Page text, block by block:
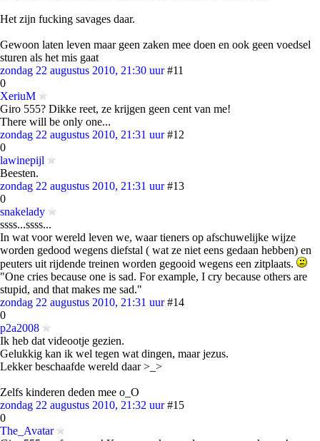
Het zijn fucking savages daar.
Gewoon laten leven maar geen zaken mee doen en ook geen voedsel
sturen als het mis gaat
zondag 22 augustus 2010, 21:30 uur #11
0
XeriuM
Giro 555? Dikke reet, ze krijgen geen cent van me!
There will be only one...
zondag 22 augustus 2010, 21:31 uur #12
0
lawinepijl
Beesten.
zondag 22 augustus 2010, 21:31 uur #13
0
snakelady
ssss...ssss...
In wat voor wereld leven we, waar tieners op afschuwelijke wijze
worden gedood wegens diefstal ( wat ze niet eens gedaan hebben) en
peuters uit rijdende treinen worden gegooid wegens een zitplaats.
"One cries because one is sad. For example, I cry because others are
stupid, and that makes me sad."
zondag 22 augustus 2010, 21:31 uur #14
0
p2a2008
Ik heb dat videootje gezien.
Gelukkig kan ik wel tegen wat dingen, maar jezus.
Lekker beschaafde wereld daar >_>
Zelfs kinderen deden mee o_O
zondag 22 augustus 2010, 21:32 uur #15
0
The_Avatar